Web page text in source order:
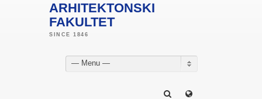
ARHITEKTONSKI
FAKULTET
— Menu —